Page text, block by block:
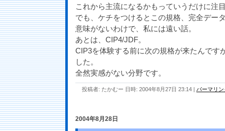
これから主流になるかもっていうだけに注
でも、ケチをつけるとこの規格、完全デー
意味がないわけで、私には遠い話。
あとは、CIP4/JDF。
CIP3を体験する前に次の規格が来たんです
した。
全然実感がない分野です。
投稿者: たかむー 日時: 2004年8月27日 23:14 | パーマリン
2004年8月28日